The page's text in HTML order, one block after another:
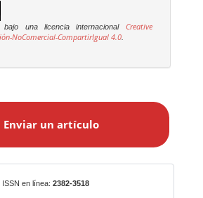
una licencia internacional
Creative
NoComercial-CompartirIgual 4.0
Enviar un artículo
ISSN en línea: 2382-3518